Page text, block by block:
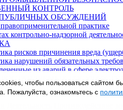
КОНТРОЛЬ
ОБСУЖДЕНИЙ
практике
контрольно-надзорной
рисков причинения вреда
нарушений обязательных
из аварий в сфере
О
чтобы пользоваться сайтом
Пожалуйста, ознакомьтесь с